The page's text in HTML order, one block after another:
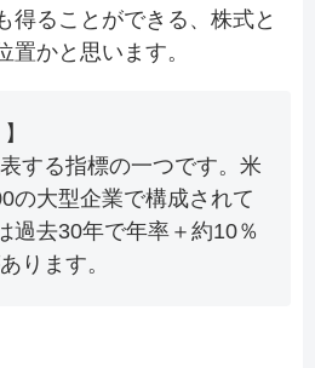
得ることができる、株式と
かと思います。
する指標の一つです。米
の大型企業で構成されて
過去30年で年率＋約10％
ります。